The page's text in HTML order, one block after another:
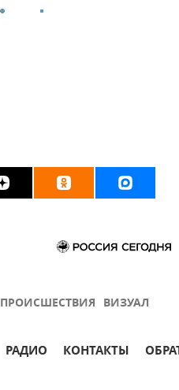
ПРОИСШЕСТВИЯ ВИЗУАЛ
РАДИО КОНТАКТЫ